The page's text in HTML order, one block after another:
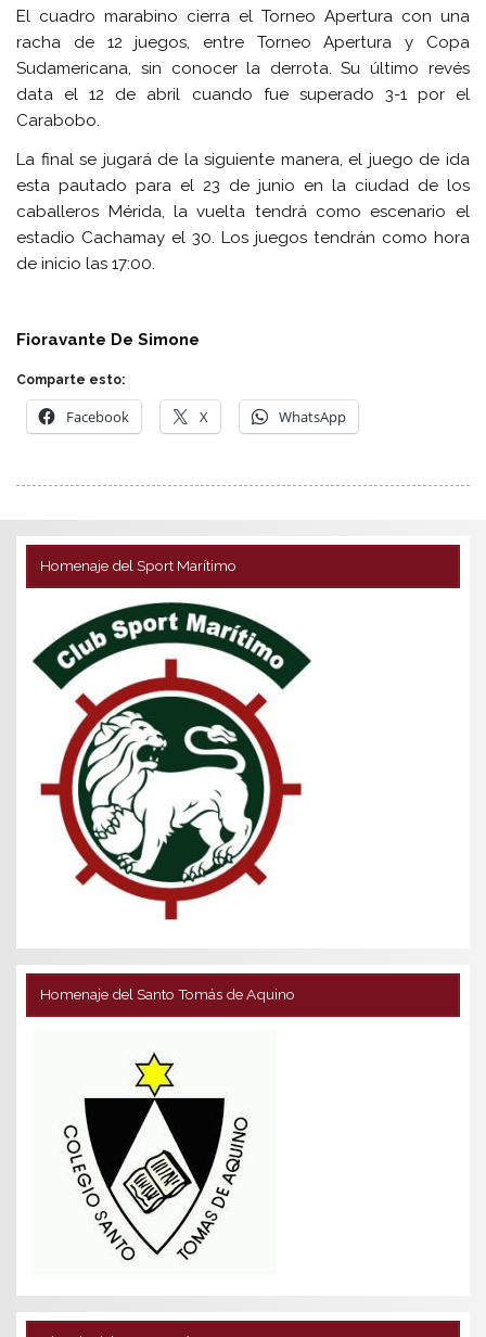
El cuadro marabino cierra el Torneo Apertura con una
racha de 12 juegos, entre Torneo Apertura y Copa
Sudamericana, sin conocer la derrota. Su último revés
data el 12 de abril cuando fue superado 3-1 por el
Carabobo.
La final se jugará de la siguiente manera, el juego de ida
esta pautado para el 23 de junio en la ciudad de los
caballeros Mérida, la vuelta tendrá como escenario el
estadio Cachamay el 30. Los juegos tendrán como hora
de inicio las 17:00.
Fioravante De Simone
Comparte esto:
Facebook X WhatsApp
Homenaje del Sport Marítimo
Homenaje del Santo Tomás de Aquino